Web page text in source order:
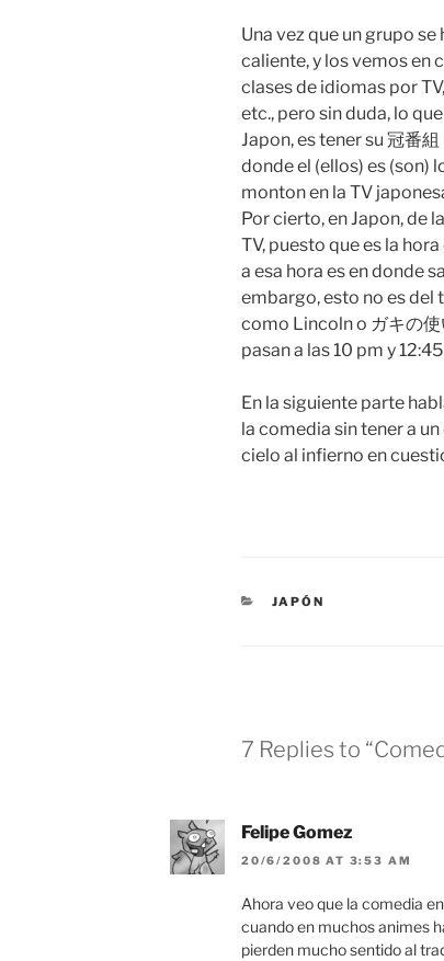
Una vez que un grupo
caliente, y los vemos en
clases de idiomas por
etc., pero sin duda, lo
Japon, es tener su 冠番
donde el (ellos) es (son)
monton en la TV
Por cierto, en Japon, de
TV, puesto que es la
a esa hora es en donde
embargo, esto no es
como Lincoln o ガキの
pasan a las 10 pm y
En la siguiente parte
la comedia sin tener a
cielo al infierno en
CATEGORIES
JAPÓN
7 Replies to
Felipe Gomez
20/6/2008 AT 3:53 AM
Ahora veo que la comedia
cuando en muchos animes
pierden mucho sentido al